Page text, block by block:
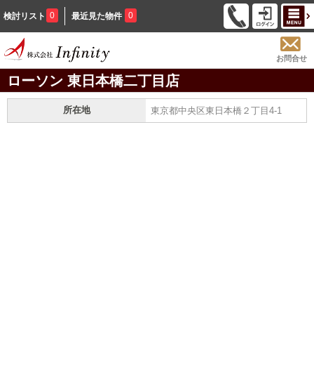
検討リスト 0 最近見た物件 0
お問合せ
ローソン 東日本橋二丁目店
所在地 東京都中央区東日本橋２丁目4-1